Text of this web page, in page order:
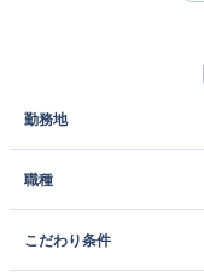
勤務地
職種
こだわり条件